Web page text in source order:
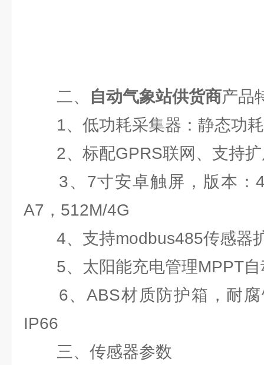
二、 自动气象站供货商产品
1、低功耗采集器：静态功耗
2、标配GPRS联网、支持扩
3、7寸安卓触屏，版本：
A7，512M/4G
4、支持modbus485传感器
5、太阳能充电管理MPPT自
6、ABS材质防护箱，耐腐
IP66
三、传感器参数